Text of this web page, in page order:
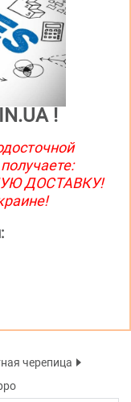
!
ДОСТАВКУ!
черепица